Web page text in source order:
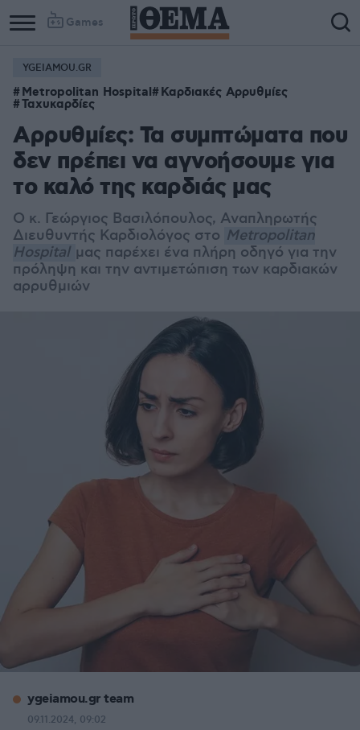
Games
Column
1
Column
2
YGEIAMOU.GR
Metropolitan Hospital Καρδιακές Αρρυθμίες
Ταχυκαρδίες
Αρρυθμίες: Τα συμπτώματα που
δεν πρέπει να αγνοήσουμε για
το καλό της καρδιάς μας
Ο κ. Γεώργιος Βασιλόπουλος, Αναπληρωτής
Διευθυντής Καρδιολόγος στο Metropolitan
Hospital μας παρέχει ένα πλήρη οδηγό για την
πρόληψη και την αντιμετώπιση των καρδιακών
αρρυθμιών
ygeiamou.gr team
09.11.2024, 09:02